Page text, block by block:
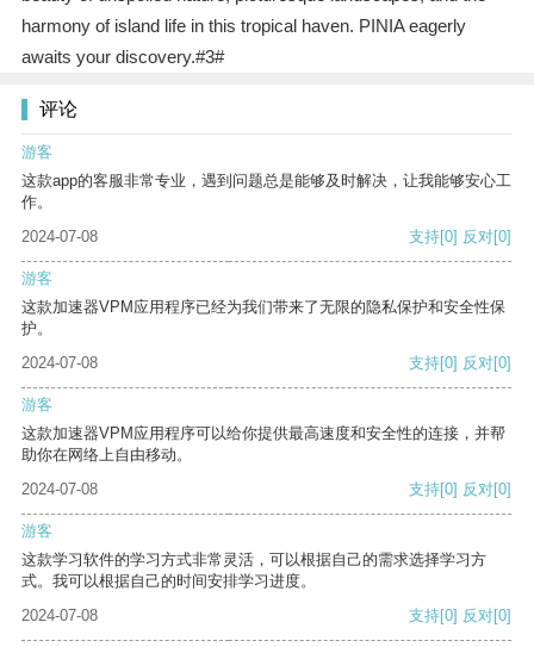
harmony of island life in this tropical haven. PINIA eagerly
awaits your discovery.#3#
评论
游客
这款app的客服非常专业，遇到问题总是能够及时解决，让我能够安心工
作。
2024-07-08
支持[0] 反对[0]
游客
这款加速器VPM应用程序已经为我们带来了无限的隐私保护和安全性保
护。
2024-07-08
支持[0] 反对[0]
游客
这款加速器VPM应用程序可以给你提供最高速度和安全性的连接，并帮
助你在网络上自由移动。
2024-07-08
支持[0] 反对[0]
游客
这款学习软件的学习方式非常灵活，可以根据自己的需求选择学习方
式。我可以根据自己的时间安排学习进度。
2024-07-08
支持[0] 反对[0]